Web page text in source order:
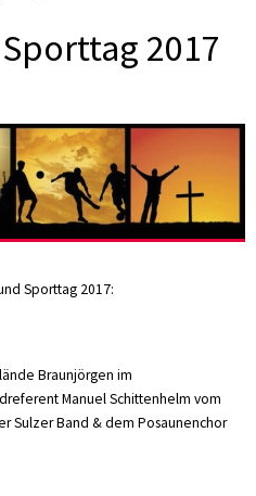
2017
Sporttag 2017:
Braunjörgen im
Manuel Schittenhelm vom
Sulzer Band & dem Posaunenchor